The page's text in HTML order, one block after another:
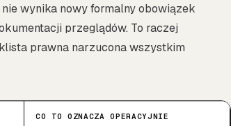
wynika nowy formalny obowiązek
przeglądów. To raczej
prawna narzucona wszystkim
CO TO OZNACZA OPERACYJNIE